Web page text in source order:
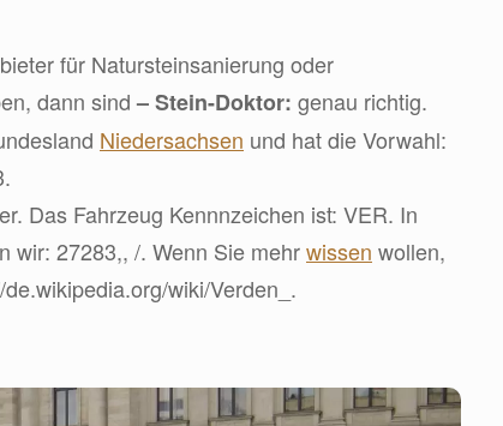
für Natursteinsanierung oder
dann sind– Stein-Doktor: genau richtig.
Niedersachsen und hat die Vorwahl:
Das Fahrzeug Kennnzeichen ist: VER. In
wir: 27283,, /. Wenn Sie mehrwissen wollen,
wiki/Verden_.